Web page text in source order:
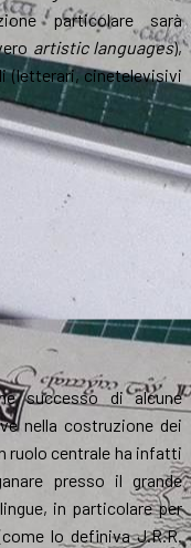
particolare sarà
artistic languages),
(letterari, cinetelevisivi
successo di alcune
nella costruzione dei
ruolo centrale ha infatti
presso il grande
in particolare per
lo definiva J.R.R.